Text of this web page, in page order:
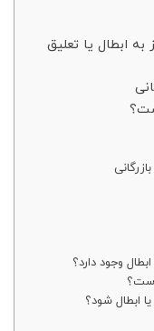
ابطال یا تعلیق
وجود دارد؟
است؟
ابطال شود؟